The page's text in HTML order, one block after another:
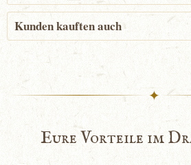
Kunden kauften auch
✦
Eure Vorteile im